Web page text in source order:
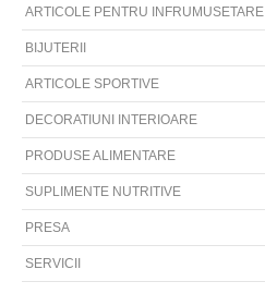
ARTICOLE PENTRU INFRUMUSETARE
BIJUTERII
ARTICOLE SPORTIVE
DECORATIUNI INTERIOARE
PRODUSE ALIMENTARE
SUPLIMENTE NUTRITIVE
PRESA
SERVICII